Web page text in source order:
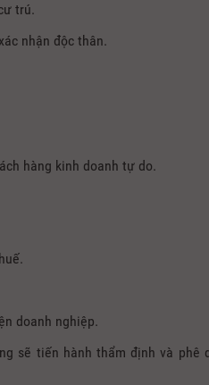
trú.
nhận độc thân.
hàng kinh doanh tự do.
doanh nghiệp.
sẽ tiến hành thẩm định và phê